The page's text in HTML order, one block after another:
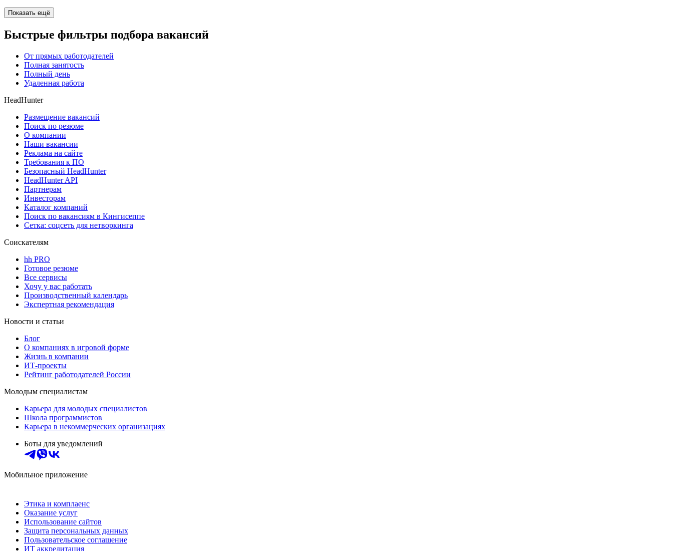
Показать ещё
Быстрые фильтры подбора вакансий
От прямых работодателей
Полная занятость
Полный день
Удаленная работа
HeadHunter
Размещение вакансий
Поиск по резюме
О компании
Наши вакансии
Реклама на сайте
Требования к ПО
Безопасный HeadHunter
HeadHunter API
Партнерам
Инвесторам
Каталог компаний
Поиск по вакансиям в Кингисеппе
Сетка: соцсеть для нетворкинга
Соискателям
hh PRO
Готовое резюме
Все сервисы
Хочу у вас работать
Производственный календарь
Экспертная рекомендация
Новости и статьи
Блог
О компаниях в игровой форме
Жизнь в компании
ИТ-проекты
Рейтинг работодателей России
Молодым специалистам
Карьера для молодых специалистов
Школа программистов
Карьера в некоммерческих организациях
Боты для уведомлений
Мобильное приложение
Этика и комплаенс
Оказание услуг
Использование сайтов
Защита персональных данных
Пользовательское соглашение
ИТ аккредитация